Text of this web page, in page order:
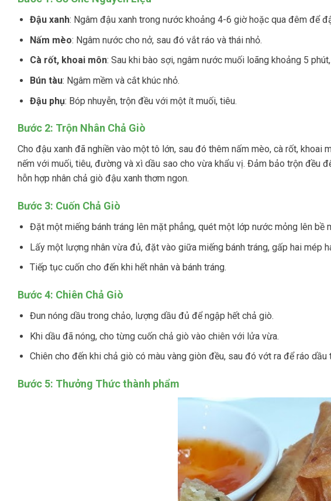
Đậu xanh: Ngâm đậu xanh trong nước khoảng 4-6 giờ hoặc qua đêm để
Nấm mèo: Ngâm nước cho nở, sau đó vắt ráo và thái nhỏ.
Cà rốt, khoai môn: Sau khi bào sợi, ngâm nước muối loãng khoảng 5
Bún tàu: Ngâm mềm và cắt khúc nhỏ.
Đậu phụ: Bóp nhuyễn, trộn đều với một ít muối, tiêu.
Bước 2: Trộn Nhân Chả Giò
Cho đậu xanh đã nghiền vào một tô lớn, sau đó thêm nấm mèo, cà rốt, khoai
nếm với muối, tiêu, đường và xì dầu sao cho vừa khẩu vị. Đảm bảo trộn đều
hỗn hợp nhân chả giò đậu xanh thơm ngon.
Bước 3: Cuốn Chả Giò
Đặt một miếng bánh tráng lên mặt phẳng, quét một lớp nước mỏng lên bề
Lấy một lượng nhân vừa đủ, đặt vào giữa miếng bánh tráng, gấp hai mép
Tiếp tục cuốn cho đến khi hết nhân và bánh tráng.
Bước 4: Chiên Chả Giò
Đun nóng dầu trong chảo, lượng dầu đủ để ngập hết chả giò.
Khi dầu đã nóng, cho từng cuốn chả giò vào chiên với lửa vừa.
Chiên cho đến khi chả giò có màu vàng giòn đều, sau đó vớt ra để ráo dầu
Bước 5: Thưởng Thức thành phẩm